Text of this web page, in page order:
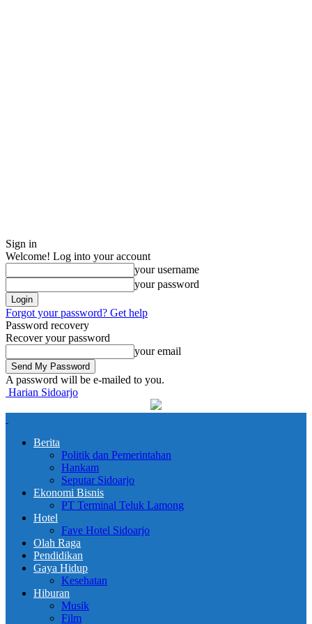
Sign in
Welcome! Log into your account
your username
your password
Forgot your password? Get help
Password recovery
Recover your password
your email
A password will be e-mailed to you.
Harian Sidoarjo
Berita
Politik dan Pemerintahan
Hankam
Seputar Sidoarjo
Ekonomi Bisnis
PT Terminal Teluk Lamong
Hotel
Fave Hotel Sidoarjo
Olah Raga
Pendidikan
Gaya Hidup
Kesehatan
Hiburan
Musik
Film